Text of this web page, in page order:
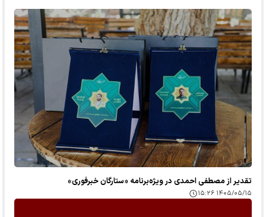
تقدیر از مصطفی احمدی در ویژه‌برنامه «ستارگان خبرفوری»
۱۴۰۵/۰۵/۱۵ ۱۵:۲۶